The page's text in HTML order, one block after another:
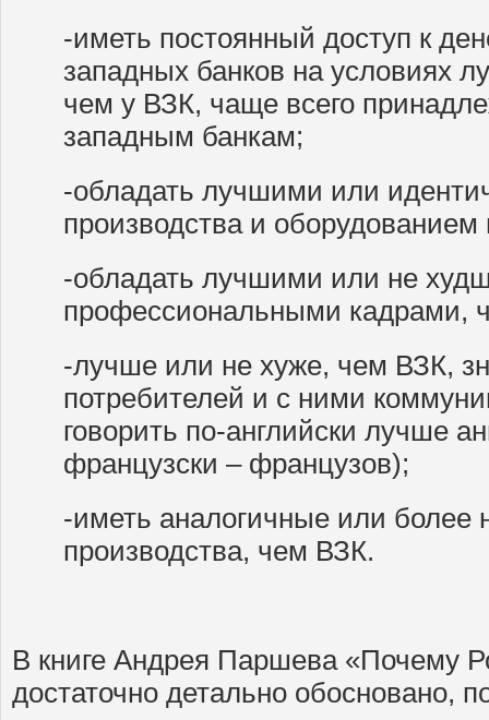
-иметь постоянный доступ к
западных банков на условиях
чем у ВЗК, чаще всего
западным банкам;
-обладать лучшими или
производства и
-обладать лучшими или не
профессиональными кадрами,
-лучше или не хуже, чем ВЗК,
потребителей и с ними
говорить по-английски лучше
французски – французов);
-иметь аналогичные или более
производства, чем ВЗК.
В книге Андрея Паршева «Почему
достаточно детально обосновано,